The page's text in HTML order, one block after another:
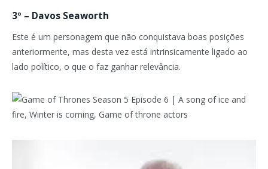
3º – Davos Seaworth
Este é um personagem que não conquistava boas posições
anteriormente, mas desta vez está intrinsicamente ligado ao
lado político, o que o faz ganhar relevância.